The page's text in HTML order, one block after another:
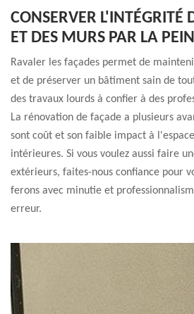
CONSERVER L'INTÉGRITÉ
ET DES MURS PAR LA
Ravaler les façades permet de
et de préserver un bâtiment sain de
des travaux lourds à confier à des
La rénovation de façade a plusieurs
sont coût et son faible impact à
intérieures. Si vous voulez aussi faire
extérieurs, faites-nous confiance pour
ferons avec minutie et
erreur.